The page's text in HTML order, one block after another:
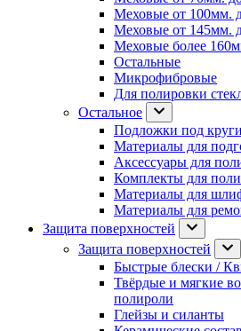
Меховые от 100мм.
Меховые от 145мм.
Меховые более
Остальные
Микрофибровые
Для полировки
Остальное
Подложки под круги
Материалы для
Аксессуары для
Комплекты для
Материалы для
Материалы для
Защита поверхностей
Защита поверхностей
Быстрые блески /
Твёрдые и мягкие
полироли
Глейзы и силанты